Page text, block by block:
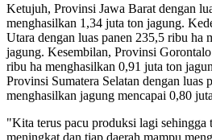
Ketujuh, Provinsi Jawa Barat dengan
menghasilkan 1,34 juta ton jagung.
Utara dengan luas panen 235,5 ribu ha
jagung. Kesembilan, Provinsi
ribu ha menghasilkan 0,91 juta ton
Provinsi Sumatera Selatan dengan luas
menghasilkan jagung mencapai 0,80
"Kita terus pacu produksi lagi
meningkat dan tiap daerah mampu